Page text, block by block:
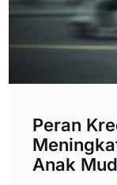
Peran
Anak